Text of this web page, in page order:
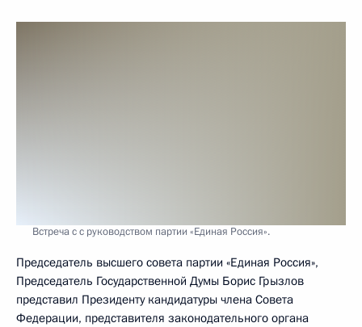
Встреча с с руководством партии «Единая Россия».
Председатель высшего совета партии «Единая Россия»,
Председатель Государственной Думы Борис Грызлов
представил Президенту кандидатуры члена Совета
Федерации, представителя законодательного органа